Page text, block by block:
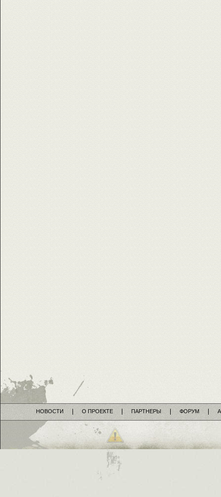
НОВОСТИ О ПРОЕКТЕ ПАРТНЕРЫ ФОРУМ